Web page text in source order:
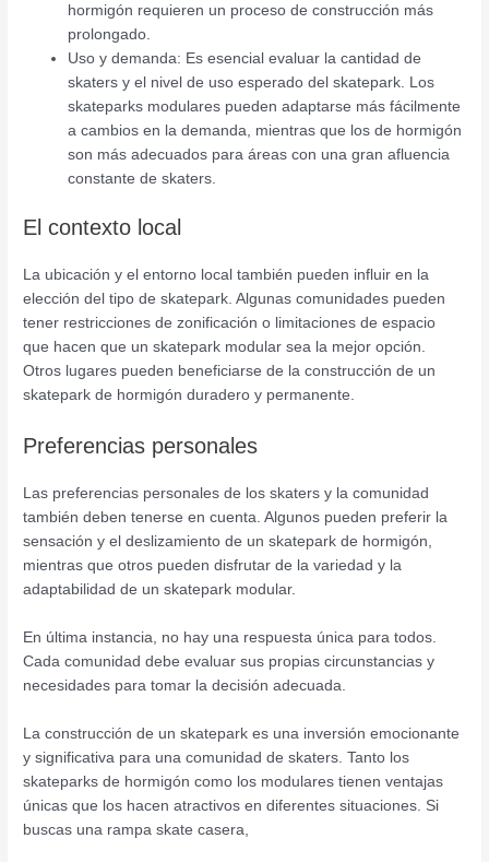
hormigón requieren un proceso de construcción más
prolongado.
Uso y demanda: Es esencial evaluar la cantidad de
skaters y el nivel de uso esperado del skatepark. Los
skateparks modulares pueden adaptarse más fácilmente
a cambios en la demanda, mientras que los de hormigón
son más adecuados para áreas con una gran afluencia
constante de skaters.
El contexto local
La ubicación y el entorno local también pueden influir en la
elección del tipo de skatepark. Algunas comunidades pueden
tener restricciones de zonificación o limitaciones de espacio
que hacen que un skatepark modular sea la mejor opción.
Otros lugares pueden beneficiarse de la construcción de un
skatepark de hormigón duradero y permanente.
Preferencias personales
Las preferencias personales de los skaters y la comunidad
también deben tenerse en cuenta. Algunos pueden preferir la
sensación y el deslizamiento de un skatepark de hormigón,
mientras que otros pueden disfrutar de la variedad y la
adaptabilidad de un skatepark modular.
En última instancia, no hay una respuesta única para todos.
Cada comunidad debe evaluar sus propias circunstancias y
necesidades para tomar la decisión adecuada.
La construcción de un skatepark es una inversión emocionante
y significativa para una comunidad de skaters. Tanto los
skateparks de hormigón como los modulares tienen ventajas
únicas que los hacen atractivos en diferentes situaciones. Si
buscas una rampa skate casera,